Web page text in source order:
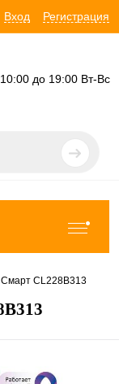
Вход Регистрация
до 19:00 Вт-Вс
CL228B313